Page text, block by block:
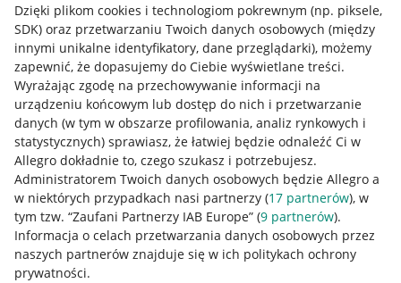
Dzięki plikom cookies i technologiom pokrewnym (np. piksele,
SDK) oraz przetwarzaniu Twoich danych osobowych (między
innymi unikalne identyfikatory, dane przeglądarki), możemy
zapewnić, że dopasujemy do Ciebie wyświetlane treści.
Wyrażając zgodę na przechowywanie informacji na
urządzeniu końcowym lub dostęp do nich i przetwarzanie
danych (w tym w obszarze profilowania, analiz rynkowych i
statystycznych) sprawiasz, że łatwiej będzie odnaleźć Ci w
Allegro dokładnie to, czego szukasz i potrzebujesz.
Administratorem Twoich danych osobowych będzie Allegro a
w niektórych przypadkach nasi partnerzy (17 partnerów), w
tym tzw. “Zaufani Partnerzy IAB Europe” (9 partnerów).
Informacja o celach przetwarzania danych osobowych przez
naszych partnerów znajduje się w ich politykach ochrony
prywatności.
Przydatne informacje
Jak to działa
Napisz do nas
Allegro Gadane dla sprzedających